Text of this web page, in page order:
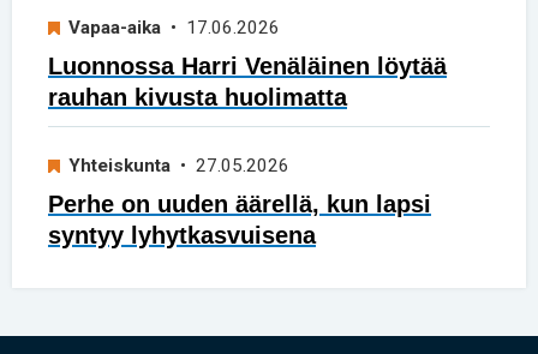
Vapaa-aika • 17.06.2026
Luonnossa Harri Venäläinen löytää
rauhan kivusta huolimatta
Yhteiskunta • 27.05.2026
Perhe on uuden äärellä, kun lapsi
syntyy lyhytkasvuisena